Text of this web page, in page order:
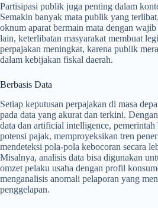
Partisipasi publik juga penting dalam
Semakin banyak mata publik yang
oknum aparat bermain mata dengan
lain, keterlibatan masyarakat membuat
perpajakan meningkat, karena publik
dalam kebijakan fiskal daerah.
Berbasis Data
Setiap keputusan perpajakan di masa
pada data yang akurat dan terkini.
data dan artificial intelligence, pemerintah
potensi pajak, memproyeksikan tren
mendeteksi pola-pola kebocoran secara
Misalnya, analisis data bisa digunakan
omzet pelaku usaha dengan profil
menganalisis anomali pelaporan yang
penggelapan.